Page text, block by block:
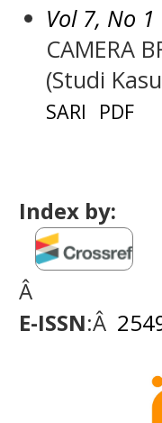
Vol 7, No
CAMERA
(Studi
SARI PDF
Index by:
Â
E-ISSN:Â